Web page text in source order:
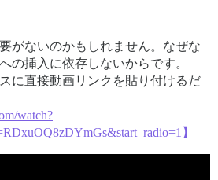
がないのかもしれません。なぜな
の挿入に依存しないからです。
に直接動画リンクを貼り付けるだ
watch?
】